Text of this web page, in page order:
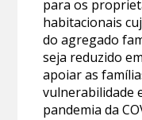
para os
habitacionais
do agregado
seja reduzido
apoiar as
vulnerabilidade
pandemia da